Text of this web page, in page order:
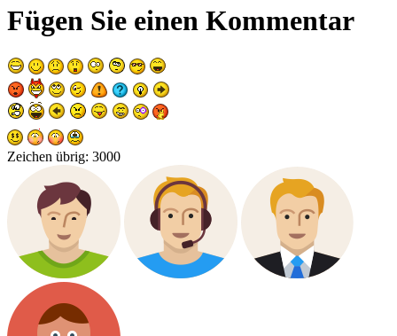
Fügen Sie einen Kommentar
Zeichen übrig: 3000